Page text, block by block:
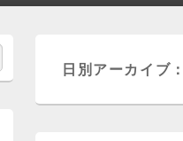
日別アーカイブ：